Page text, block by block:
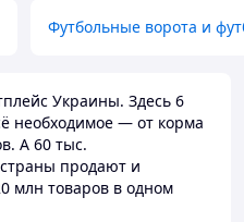
Футбольные ворота и
Украины. Здесь 6
необходимое — от корма
А 60 тыс.
продают и
млн товаров в одном